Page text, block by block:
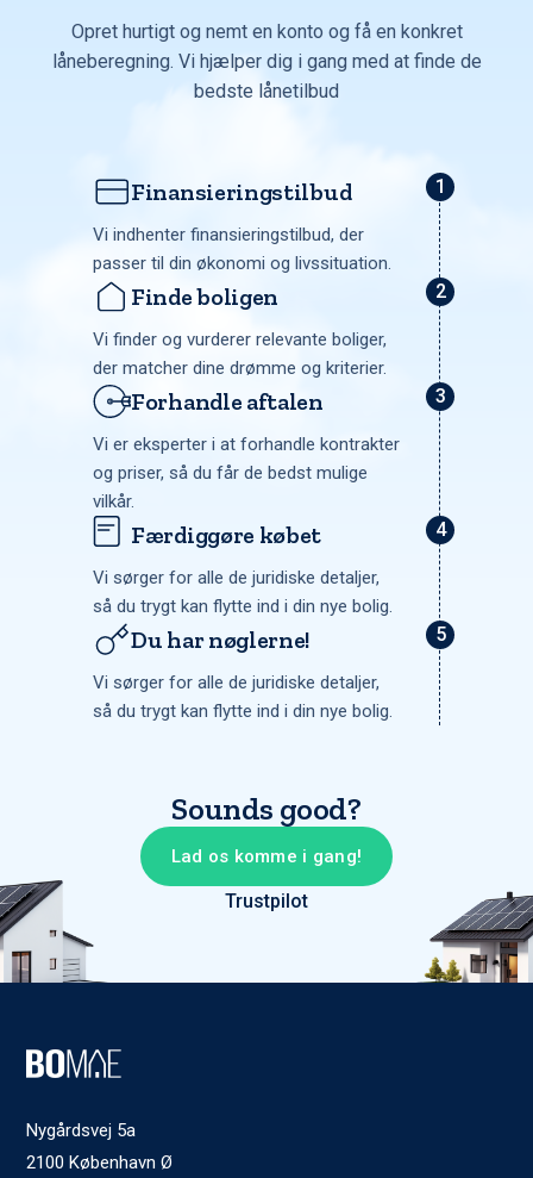
Opret hurtigt og nemt en konto og få en konkret
låneberegning. Vi hjælper dig i gang med at finde de
bedste lånetilbud
Finansieringstilbud
Vi indhenter finansieringstilbud, der
passer til din økonomi og livssituation.
Finde boligen
Vi finder og vurderer relevante boliger,
der matcher dine drømme og kriterier.
Forhandle aftalen
Vi er eksperter i at forhandle kontrakter
og priser, så du får de bedst mulige
vilkår.
Færdiggøre købet
Vi sørger for alle de juridiske detaljer,
så du trygt kan flytte ind i din nye bolig.
Du har nøglerne!
Vi sørger for alle de juridiske detaljer,
så du trygt kan flytte ind i din nye bolig.
Sounds good?
Lad os komme i gang!
Trustpilot
Nygårdsvej 5a
2100 København Ø